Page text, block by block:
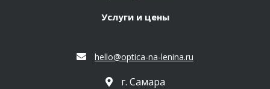
Услуги и цены
hello@optica-na-lenina.ru
г. Самара